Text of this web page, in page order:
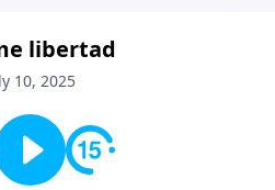
libertad
10, 2025